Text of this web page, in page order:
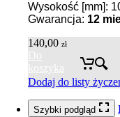
Wysokość [mm]:
Gwarancja: 12
140,00 zł
Do
koszyka
Dodaj do listy
Szybki podgląd